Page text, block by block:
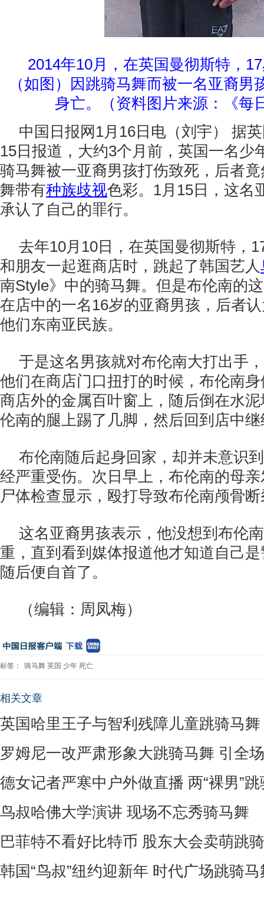
2014年10月，在英国曼彻斯特，
（如图）因跳骑马舞而被一名亚裔男
身亡。（资料图片来源：《每
中国日报网1月16日电（刘宇） 据
15日报道，大约3个月前，英国一名少
骑马舞被一亚裔男孩打伤致死，后者
舞带有种族歧视色彩。1月15日，这名
承认了自己的罪行。
去年10月10日，在英国曼彻斯特，
和朋友一起逛商店时，跳起了韩国艺人
南Style》中的骑马舞。但是布伦南的
在店中的一名16岁的亚裔男孩，后者
他们东南亚民族。
于是这名男孩就对布伦南大打出手
他们在商店门口扭打的时候，布伦南
商店外的金属百叶窗上，随后倒在水
伦南的腿上踢了几脚，然后回到店中
布伦南随后起身回家，却并未意识
经严重受伤。次日早上，布伦南的母
尸体检查显示，殴打导致布伦南颅骨
这名亚裔男孩表示，他没想到布伦
重，直到看到媒体报道他才知道自己
随后便自首了。
（编辑：周凤梅）
标签： 骑马舞 英国 少年 死亡
相关文章
英国哈里王子与智利残障儿童跳骑马舞
罗姆尼一改严肃形象大跳骑马舞 引全
德女记者严寒中户外做直播 两“裸男”
鸟叔哈佛大学演讲 现场不忘秀骑马舞
巴菲特不看好比特币 股东大会卖萌跳
韩国“鸟叔”纽约迎新年 时代广场跳骑马